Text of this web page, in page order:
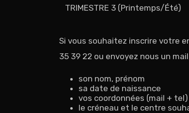
TRIMESTRE 3 (Printemps/Été)
Si vous souhaitez inscrire votre
35 39 22 ou envoyez nous un
son nom, prénom
sa date de naissance
vos coordonnées (mail + tel)
le créneau et le centre